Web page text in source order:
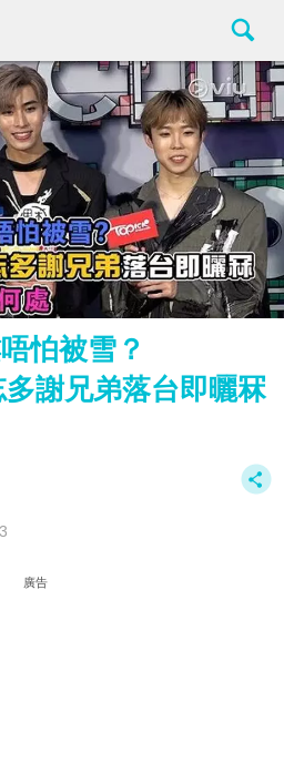
怕被雪？
謝兄弟落台即曬冧
廣告